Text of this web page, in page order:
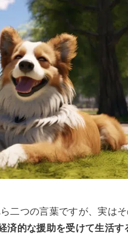
二つの言葉ですが、実は
済的な援助を受けて生活す